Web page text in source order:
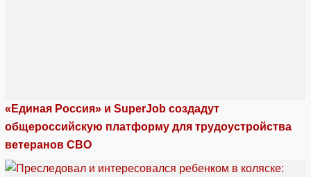
«Единая Россия» и SuperJob создадут
общероссийскую платформу для трудоустройства
ветеранов СВО